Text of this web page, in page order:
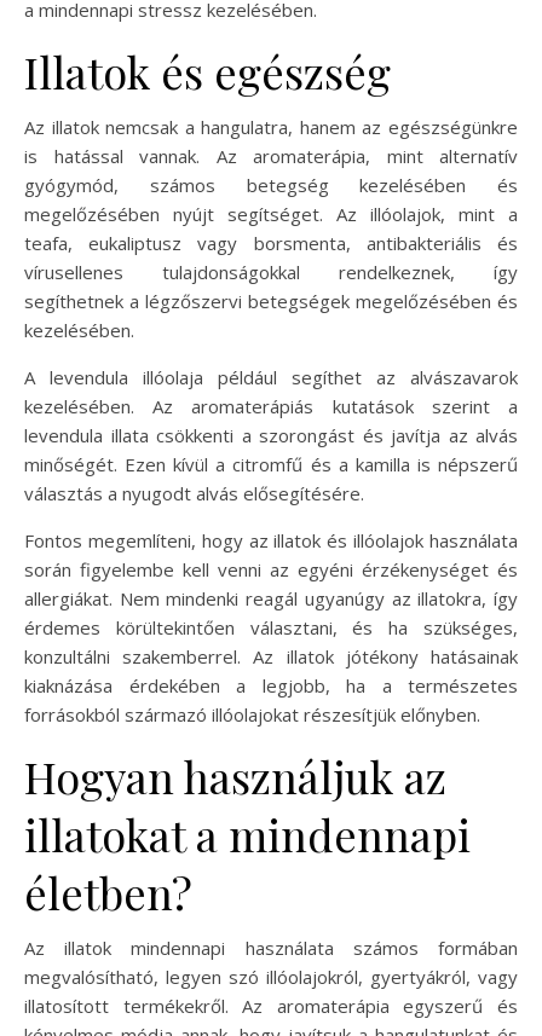
a mindennapi stressz kezelésében.
Illatok és egészség
Az illatok nemcsak a hangulatra, hanem az egészségünkre
is hatással vannak. Az aromaterápia, mint alternatív
gyógymód, számos betegség kezelésében és
megelőzésében nyújt segítséget. Az illóolajok, mint a
teafa, eukaliptusz vagy borsmenta, antibakteriális és
vírusellenes tulajdonságokkal rendelkeznek, így
segíthetnek a légzőszervi betegségek megelőzésében és
kezelésében.
A levendula illóolaja például segíthet az alvászavarok
kezelésében. Az aromaterápiás kutatások szerint a
levendula illata csökkenti a szorongást és javítja az alvás
minőségét. Ezen kívül a citromfű és a kamilla is népszerű
választás a nyugodt alvás elősegítésére.
Fontos megemlíteni, hogy az illatok és illóolajok használata
során figyelembe kell venni az egyéni érzékenységet és
allergiákat. Nem mindenki reagál ugyanúgy az illatokra, így
érdemes körültekintően választani, és ha szükséges,
konzultálni szakemberrel. Az illatok jótékony hatásainak
kiaknázása érdekében a legjobb, ha a természetes
forrásokból származó illóolajokat részesítjük előnyben.
Hogyan használjuk az
illatokat a mindennapi
életben?
Az illatok mindennapi használata számos formában
megvalósítható, legyen szó illóolajokról, gyertyákról, vagy
illatosított termékekről. Az aromaterápia egyszerű és